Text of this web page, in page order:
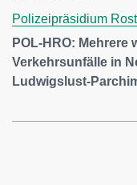
Polizeipräsidium
POL-HRO:
Verkehrsunfälle in
Ludwigslust-